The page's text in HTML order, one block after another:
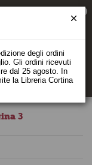
3
degli ordini
Gli ordini ricevuti
dal 25 agosto. In
la Libreria Cortina